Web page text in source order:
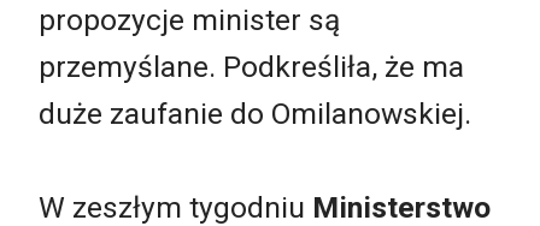
propozycje minister są
przemyślane. Podkreśliła, że ma
duże zaufanie do Omilanowskiej.
W zeszłym tygodniu Ministerstwo